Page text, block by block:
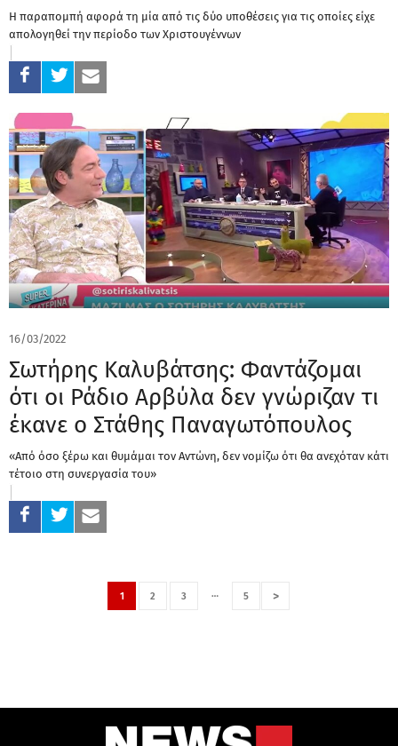
Η παραπομπή αφορά τη μία από τις δύο υποθέσεις για τις οποίες είχε
απολογηθεί την περίοδο των Χριστουγέννων
16/03/2022
Σωτήρης Καλυβάτσης: Φαντάζομαι
ότι οι Ράδιο Αρβύλα δεν γνώριζαν τι
έκανε ο Στάθης Παναγωτόπουλος
«Από όσο ξέρω και θυμάμαι τον Αντώνη, δεν νομίζω ότι θα ανεχόταν κάτι
τέτοιο στη συνεργασία του»
1 2 3 … 5 >